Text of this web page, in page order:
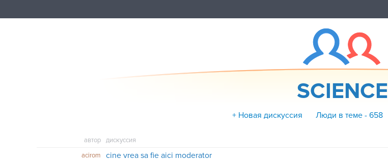
SCIENCE
+ Новая дискуссия Люди в теме - 658
автор дискуссия
acirom
cine vrea sa fie aici moderator